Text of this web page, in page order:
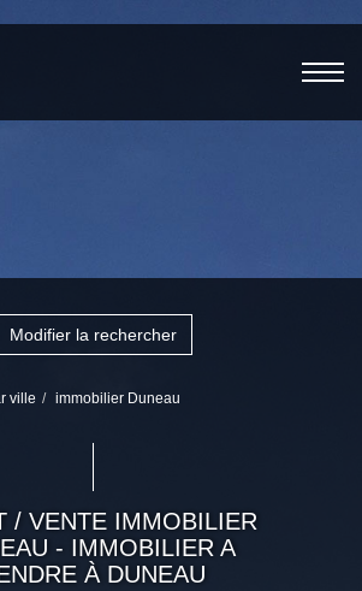
Modifier la rechercher
ville immobilier Duneau
/ VENTE IMMOBILIER
- IMMOBILIER A
À DUNEAU